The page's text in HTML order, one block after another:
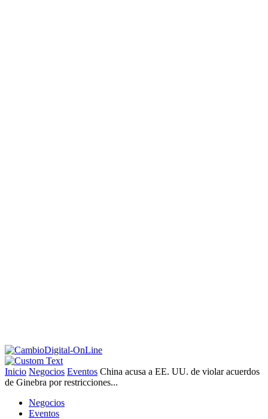
Inicio Negocios Eventos China acusa a EE. UU. de violar acuerdos
de Ginebra por restricciones...
Negocios
Eventos